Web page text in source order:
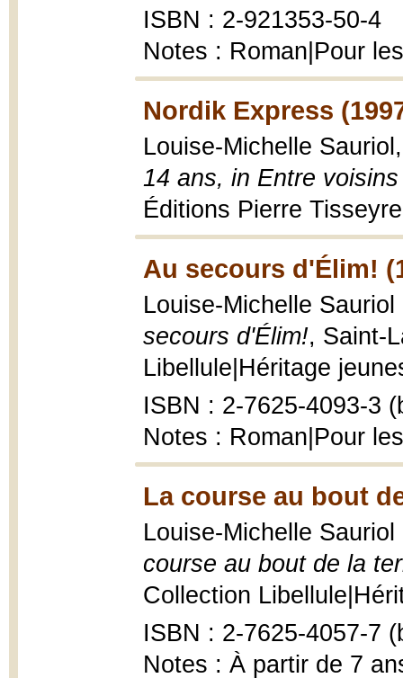
ISBN : 2-921353-50-4
Notes : Roman|Pour
Nordik Express
Louise-Michelle
14 ans, in Entre
Éditions Pierre
Au secours d'Élim!
Louise-Michelle
secours d'Élim!, Saint-
Libellule|Héritage
ISBN : 2-7625-4093-3
Notes : Roman|Pour
La course au bout
Louise-Michelle
course au bout de la
Collection
ISBN : 2-7625-4057-7
Notes : À partir de 7